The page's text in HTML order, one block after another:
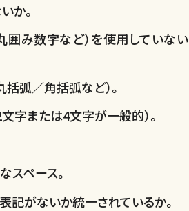
か。
み数字など）を使用していない
弧／角括弧など）。
字または4文字が一般的）。
スペース。
記がないか統一されているか。